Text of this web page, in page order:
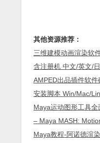
其他资源推荐：
三维建模动画渲染软
含注册机 中文/英文/
AMPED出品插件软
安装脚本 Win/Mac/
Maya运动图形工具
– Maya MASH:
Maya教程-阿诺德渲